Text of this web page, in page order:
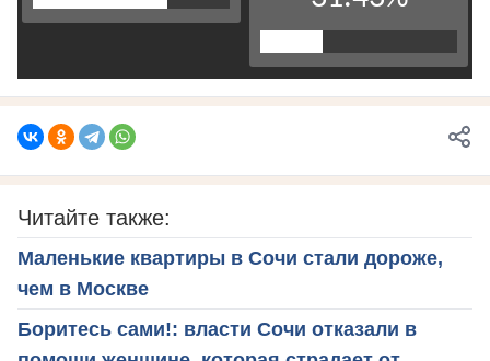
Читайте также:
Маленькие квартиры в Сочи стали дороже,
чем в Москве
Боритесь сами!: власти Сочи отказали в